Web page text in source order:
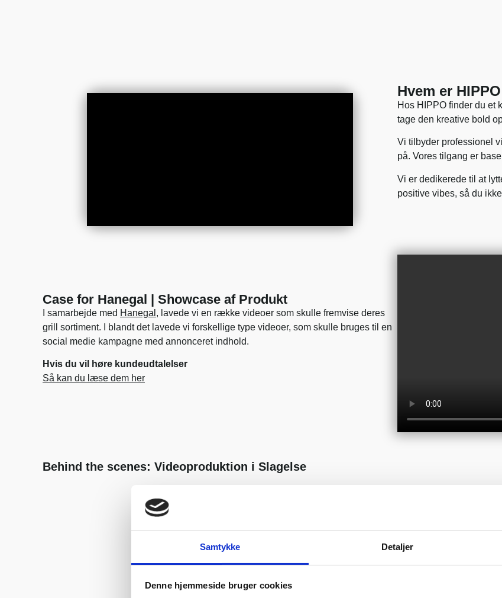
Samtykke Detaljer
Denne hjemmeside bruger cookies
Hvem er HIPPO
Hos HIPPO finder du et
tage den kreative bold
Vi tilbyder professionel
på. Vores tilgang er
Vi er dedikerede til at
positive vibes, så du
Case for Hanegal | Showcase af Produkt
I samarbejde med Hanegal , lavede vi en række videoer som skulle fremvise deres
grill sortiment. I blandt det lavede vi forskellige type videoer, som skulle bruges til en
social medie kampagne med annonceret indhold.
Hvis du vil høre kundeudtalelser
Så kan du læse dem her
Behind the scenes: Videoproduktion i Slagelse
Selvom Hippo
samme høje service i
Hippo er altid klar på at
,